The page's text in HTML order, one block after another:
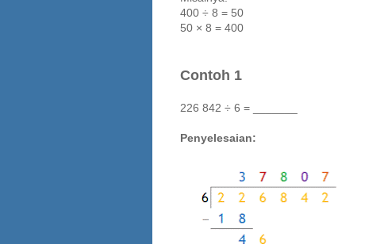
400 ÷ 8 = 50
50 × 8 = 400
Contoh 1
226 842 ÷ 6 = _______
Penyelesaian: